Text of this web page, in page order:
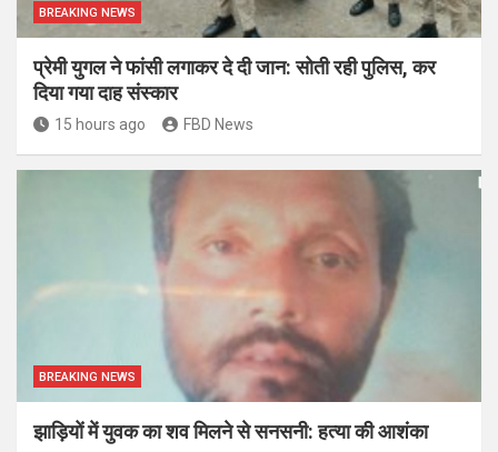
BREAKING NEWS
प्रेमी युगल ने फांसी लगाकर दे दी जान: सोती रही पुलिस, कर
दिया गया दाह संस्कार
15 hours ago FBD News
BREAKING NEWS
झाड़ियों में युवक का शव मिलने से सनसनी: हत्या की आशंका